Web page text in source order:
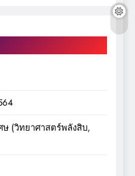
ษ (วิทยาศาสตร์พลังสิบ,